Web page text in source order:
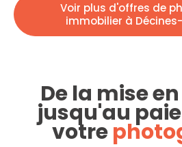
Voir plus d'offres de
immobilier à
De la mise
jusqu'au
votre